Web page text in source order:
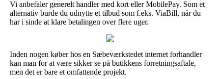
Vi anbefaler generelt handler med kort eller MobilePay. Som et
alternativ burde du udnytte et tilbud som f.eks. ViaBill, når du
har i sinde at klare betalingen over flere uger.
Inden nogen køber hos en Sæbeværkstedet internet forhandler
kan man for at være sikker se på butikkens forretningsaftale,
men det er bare et omfattende projekt.